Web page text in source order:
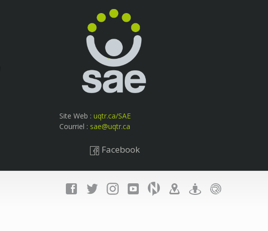
Site Web : uqtr.ca/SAE
Courriel : sae@uqtr.ca
Facebook